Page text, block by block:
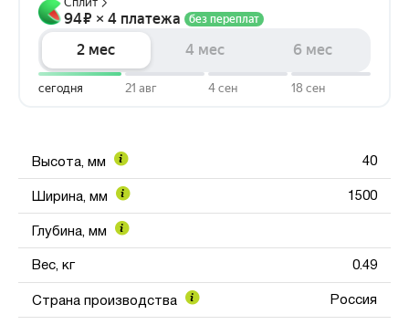
Высота, мм 40
Ширина, мм 1500
Глубина, мм
Вес, кг 0.49
Страна производства Россия